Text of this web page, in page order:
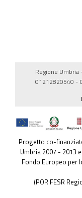
Regione Umbria
01212820540 -
Progetto co-
Umbria 2007 - 2013
Fondo Europeo per
(POR FESR